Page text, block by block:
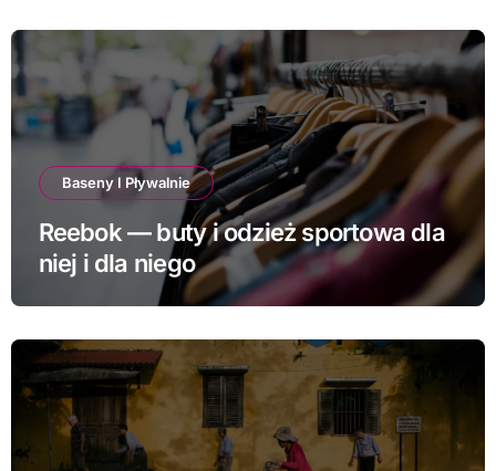
Baseny I Pływalnie
Reebok — buty i odzież sportowa dla
niej i dla niego